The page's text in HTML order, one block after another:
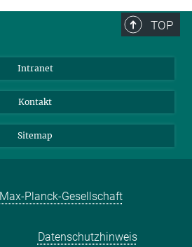
TOP
Intranet
Kontakt
Sitemap
Max-Planck-Gesellschaft
Datenschutzhinweis